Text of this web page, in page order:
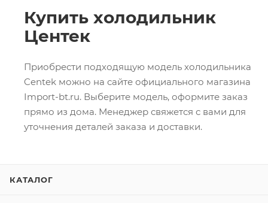
Купить холодильник
Центек
Приобрести подходящую модель холодильника
Centek можно на сайте официального магазина
Import-bt.ru. Выберите модель, оформите заказ
прямо из дома. Менеджер свяжется с вами для
уточнения деталей заказа и доставки.
КАТАЛОГ